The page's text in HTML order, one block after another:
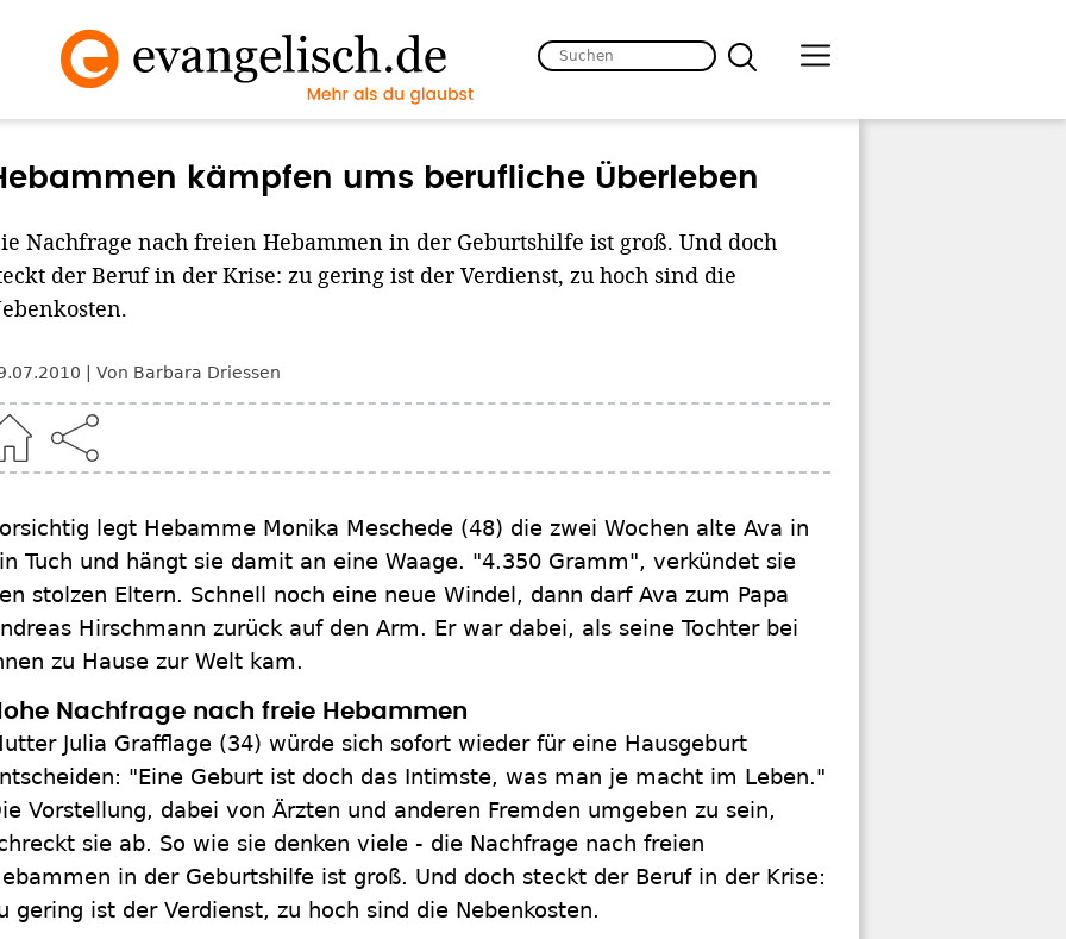
kämpfen ums berufliche Überleben
Nachfrage nach freien Hebammen in der Geburtshilfe ist groß. Und doch
der Beruf in der Krise: zu gering ist der Verdienst, zu hoch sind die
Von Barbara Driessen
legt Hebamme Monika Meschede (48) die zwei Wochen alte Ava in
Tuch und hängt sie damit an eine Waage. "4.350 Gramm", verkündet sie
stolzen Eltern. Schnell noch eine neue Windel, dann darf Ava zum Papa
Hirschmann zurück auf den Arm. Er war dabei, als seine Tochter bei
zu Hause zur Welt kam.
Nachfrage nach freie Hebammen
Julia Grafflage (34) würde sich sofort wieder für eine Hausgeburt
"Eine Geburt ist doch das Intimste, was man je macht im Leben."
Vorstellung, dabei von Ärzten und anderen Fremden umgeben zu sein,
sie ab. So wie sie denken viele - die Nachfrage nach freien
in der Geburtshilfe ist groß. Und doch steckt der Beruf in der Krise:
gering ist der Verdienst, zu hoch sind die Nebenkosten.